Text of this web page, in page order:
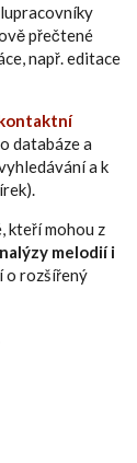
přečtené
např. editace
databáze a
a k
kteří mohou z
melodií i
o rozšířený